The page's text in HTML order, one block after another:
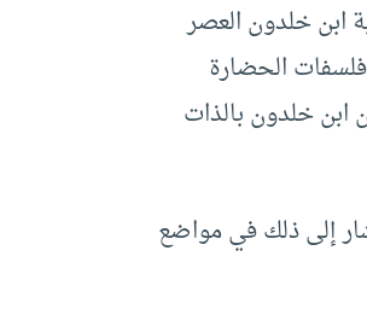
ابن خلدون العصر
الحضارة
ابن خلدون بالذات
إلى ذلك في مواضع